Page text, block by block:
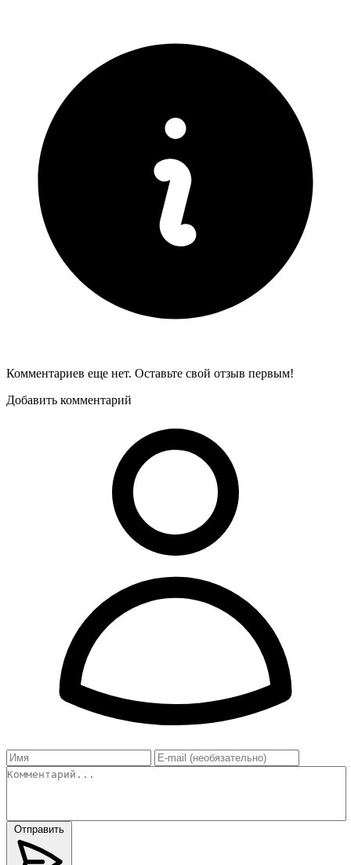
Комментариев еще нет. Оставьте свой отзыв первым!
Добавить комментарий
Отправить